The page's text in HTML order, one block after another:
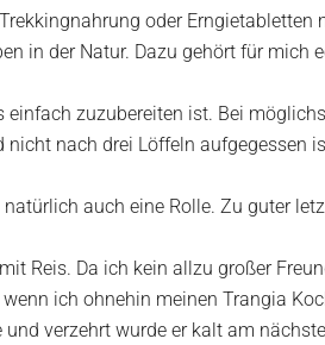
oder
in der Natur. Dazu gehört für mich
einfach zuzubereiten ist. Bei
nach drei Löffeln aufgegessen
auch eine Rolle. Zu guter
Reis. Da ich kein allzu großer
ich ohnehin meinen Trangia
und verzehrt wurde er kalt am